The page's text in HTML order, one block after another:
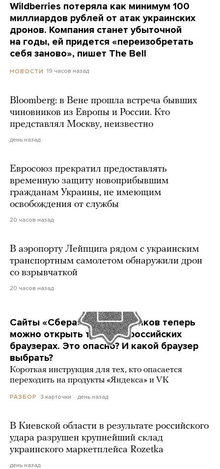
Wildberries потеряла как минимум 100
миллиардов рублей от атак украинских
дронов. Компания станет убыточной
на годы, ей придется «переизобретать
себя заново», пишет The Bell
НОВОСТИ 19 часов назад
Bloomberg: в Вене прошла встреча бывших
чиновников из Европы и России. Кто
представлял Москву, неизвестно
день назад
Евросоюз прекратил предоставлять
временную защиту новоприбывшим
гражданам Украины, не имеющим
освобождения от службы
20 часов назад
В аэропорту Лейпцига рядом с украинским
транспортным самолетом обнаружили дрон
со взрывчаткой
20 часов назад
Сайты «Сбера» и других банков теперь
можно открыть только в российских
браузерах. Это опасно? И какой браузер
выбрать?
Короткая инструкция для тех, кто опасается
переходить на продукты «Яндекса» и VK
РАЗБОР 3 карточки день назад
В Киевской области в результате российского
удара разрушен крупнейший склад
украинского маркетплейса Rozetka
день назад